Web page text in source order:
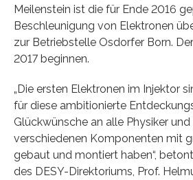
Meilenstein ist die für Ende 2016
Beschleunigung von Elektronen
zur Betriebstelle Osdorfer Born.
2017 beginnen.
„Die ersten Elektronen im Injektor
für diese ambitionierte
Glückwünsche an alle Physiker
verschiedenen Komponenten mit
gebaut und montiert haben“,
des DESY-Direktoriums, Prof.